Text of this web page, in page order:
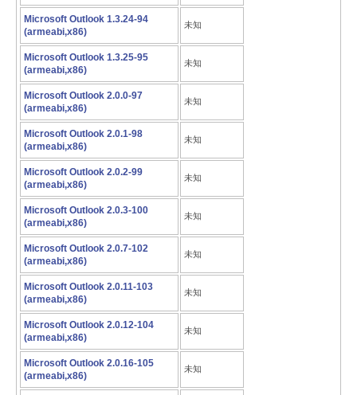
Microsoft Outlook 1.3.24-94
(armeabi,x86)
未知
Microsoft Outlook 1.3.25-95
(armeabi,x86)
未知
Microsoft Outlook 2.0.0-97
(armeabi,x86)
未知
Microsoft Outlook 2.0.1-98
(armeabi,x86)
未知
Microsoft Outlook 2.0.2-99
(armeabi,x86)
未知
Microsoft Outlook 2.0.3-100
(armeabi,x86)
未知
Microsoft Outlook 2.0.7-102
(armeabi,x86)
未知
Microsoft Outlook 2.0.11-103
(armeabi,x86)
未知
Microsoft Outlook 2.0.12-104
(armeabi,x86)
未知
Microsoft Outlook 2.0.16-105
(armeabi,x86)
未知